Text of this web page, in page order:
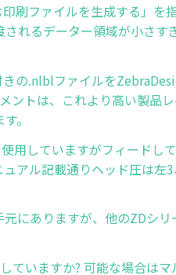
刷ファイルを生成する」を
れるデーター領域が小さす
の.nlblファイルを
ントは、これより高い製品
。
用していますがフィードし
アル記載通りヘッド圧は左
にありますが、他のZDシリ
いますか? 可能な場合はマ